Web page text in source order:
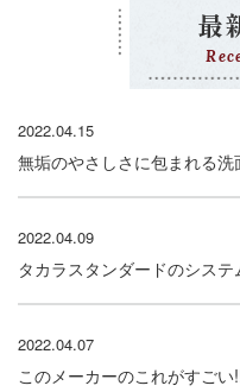
最
2022.04.15
無垢のやさしさに包まれる
2022.04.09
タカラスタンダードのシス
2022.04.07
このメーカーのこれがすご